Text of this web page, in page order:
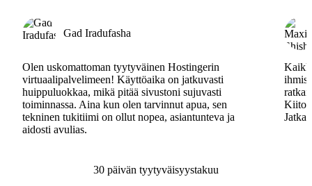
Gad Iradufasha
Olen uskomattoman tyytyväinen Hostingerin
virtuaalipalvelimeen! Käyttöaika on jatkuvasti
huippuluokkaa, mikä pitää sivustoni sujuvasti
toiminnassa. Aina kun olen tarvinnut apua, sen
tekninen tukitiimi on ollut nopea, asiantunteva ja
aidosti avulias.
Kiitos
30 päivän tyytyväisyystakuu